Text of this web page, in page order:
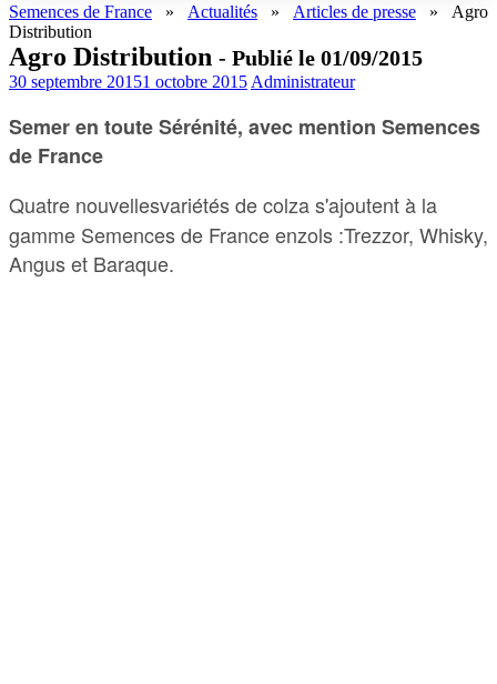
Semences de France » Actualités » Articles de presse » Agro
Distribution
Agro Distribution - Publié le 01/09/2015
30 septembre 20151 octobre 2015 Administrateur
Semer en toute Sérénité, avec mention Semences
de France
Quatre nouvellesvariétés de colza s'ajoutent à la
gamme Semences de France enzols :Trezzor, Whisky,
Angus et Baraque.